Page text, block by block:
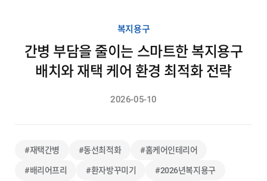
복지용구
간병 부담을 줄이는 스마트한 복지용구
배치와 재택 케어 환경 최적화 전략
2026-05-10
#재택간병 #동선최적화 #홈케어인테리어
#배리어프리 #환자방꾸미기 #2026년복지용구